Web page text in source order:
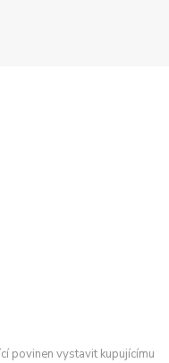
povinen vystavit kupujícímu